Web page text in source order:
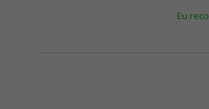
Eu